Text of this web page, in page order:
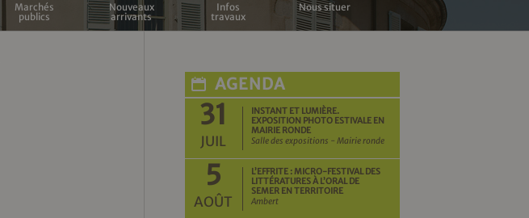
Marchés
publics
Nouveaux
arrivants
Infos
travaux
Nous situer
AGENDA
31
JUIL
INSTANT ET LUMIÈRE.
EXPOSITION PHOTO ESTIVALE EN
MAIRIE RONDE
Salle des expositions - Mairie ronde
5
AOÛT
L’EFFRITE : MICRO-FESTIVAL DES
LITTÉRATURES À L’ORAL DE
SEMER EN TERRITOIRE
Ambert